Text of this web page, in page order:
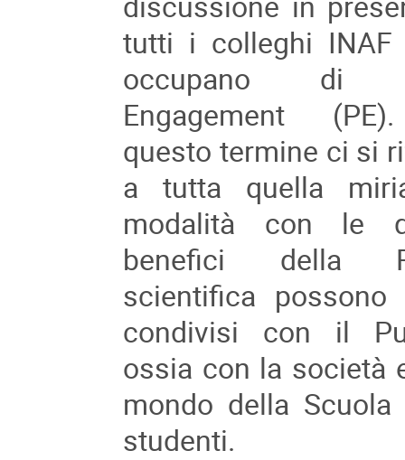
tutti i colleghi
occupano di
Engagement
questo termine ci si
a tutta quella
modalità con le
benefici della
scientifica possono
condivisi con il
ossia con la società
mondo della
studenti.